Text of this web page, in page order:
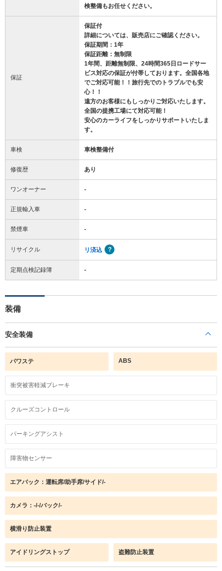
検整備もお任せください。
保証
保証付
詳細については、販売店にご確認ください。
保証期間：1年
保証距離：無制限
1年間、距離無制限、24時間365日ロードサー
ビス対応の保証が付帯しております。全国各地
でご対応可能！！旅行先でのトラブルでも安
心！！
遠方のお客様にもしっかりご対応いたします。
全国の提携工場にて対応可能！
安心のカーライフをしっかりサポートいたしま
す。
車検 車検整備付
修復歴 あり
ワンオーナー -
正規輸入車 -
禁煙車 -
リサイクル リ済込
定期点検記録簿 -
装備
安全装備
パワステ ABS
衝突被害軽減ブレーキ
クルーズコントロール
パーキングアシスト
障害物センサー
エアバック：運転席/助手席/サイド/-
カメラ：-/-/バック/-
横滑り防止装置
アイドリングストップ 盗難防止装置